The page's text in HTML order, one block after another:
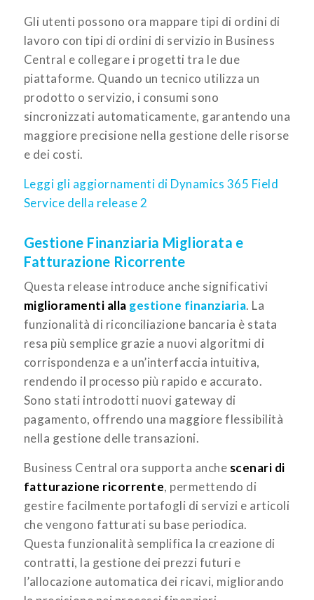
Gli utenti possono ora mappare tipi di ordini di
lavoro con tipi di ordini di servizio in Business
Central e collegare i progetti tra le due
piattaforme. Quando un tecnico utilizza un
prodotto o servizio, i consumi sono
sincronizzati automaticamente, garantendo una
maggiore precisione nella gestione delle risorse
e dei costi.
Leggi gli aggiornamenti di Dynamics 365 Field
Service della release 2
Gestione Finanziaria Migliorata e
Fatturazione Ricorrente
Questa release introduce anche significativi
miglioramenti alla gestione finanziaria. La
funzionalità di riconciliazione bancaria è stata
resa più semplice grazie a nuovi algoritmi di
corrispondenza e a un’interfaccia intuitiva,
rendendo il processo più rapido e accurato.
Sono stati introdotti nuovi gateway di
pagamento, offrendo una maggiore flessibilità
nella gestione delle transazioni.
Business Central ora supporta anche scenari di
fatturazione ricorrente, permettendo di
gestire facilmente portafogli di servizi e articoli
che vengono fatturati su base periodica.
Questa funzionalità semplifica la creazione di
contratti, la gestione dei prezzi futuri e
l’allocazione automatica dei ricavi, migliorando